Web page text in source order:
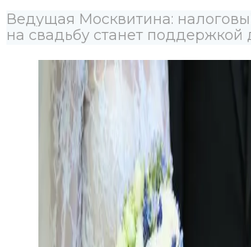
Ведущая Москвитина:
на свадьбу станет поддержкой